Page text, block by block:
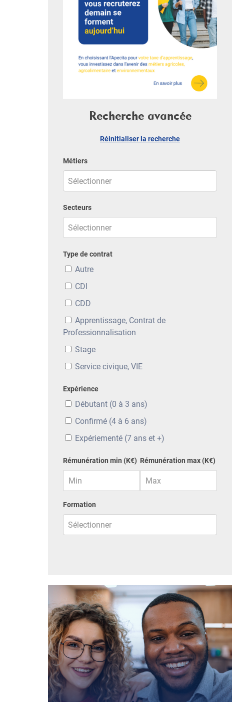
Recherche avancée
Réinitialiser la recherche
Métiers
Secteurs
Type de contrat
Autre
CDI
CDD
Apprentissage, Contrat de
Professionnalisation
Stage
Service civique, VIE
Expérience
Débutant (0 à 3 ans)
Confirmé (4 à 6 ans)
Expériementé (7 ans et +)
Rémunération min (K€) Rémunération max (K€)
Formation